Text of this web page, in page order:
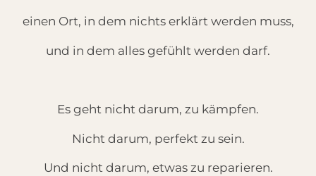
einen Ort, in dem nichts erklärt werden muss,
und in dem alles gefühlt werden darf.
Es geht nicht darum, zu kämpfen.
Nicht darum, perfekt zu sein.
Und nicht darum, etwas zu reparieren.